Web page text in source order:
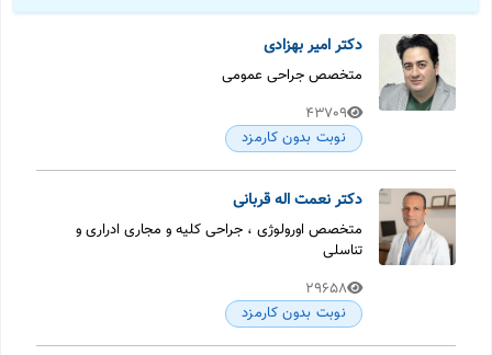
دکتر امیر بهزادی
متخصص جراحی عمومی
43709
نوبت بدون کارمزد
دکتر نعمت اله قربانی
متخصص اورولوژی ، جراحی کلیه و مجاری ادراری و
تناسلی
29658
نوبت بدون کارمزد